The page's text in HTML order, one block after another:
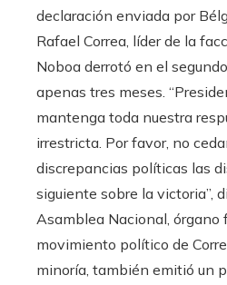
declaración enviada por
Rafael Correa, líder de la
Noboa derrotó en el
apenas tres meses.
mantenga toda nuestra
irrestricta. Por favor, no
discrepancias políticas las
siguiente sobre la victoria”,
Asamblea Nacional, órgano
movimiento político de
minoría, también emitió un